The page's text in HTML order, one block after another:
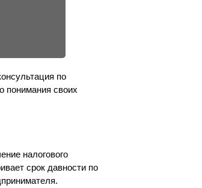
по
понимания своих
налогового
срок давности по